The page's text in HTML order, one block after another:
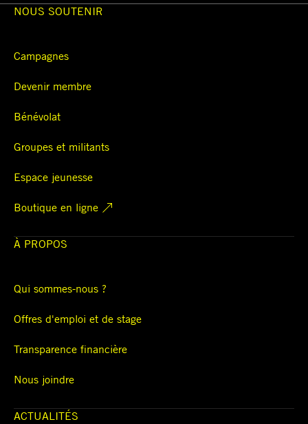
NOUS SOUTENIR
Campagnes
Devenir membre
Bénévolat
Groupes et militants
Espace jeunesse
Boutique en ligne
À PROPOS
Qui sommes-nous ?
Offres d'emploi et de stage
Transparence financière
Nous joindre
ACTUALITÉS